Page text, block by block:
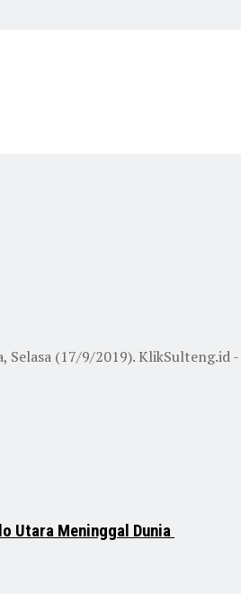
(17/9/2019). KlikSulteng.id
Utara Meninggal Dunia